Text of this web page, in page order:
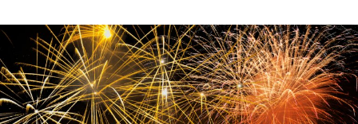
Grundsteuerreform
Haushaltsplan
Satzungen und Richtlinien